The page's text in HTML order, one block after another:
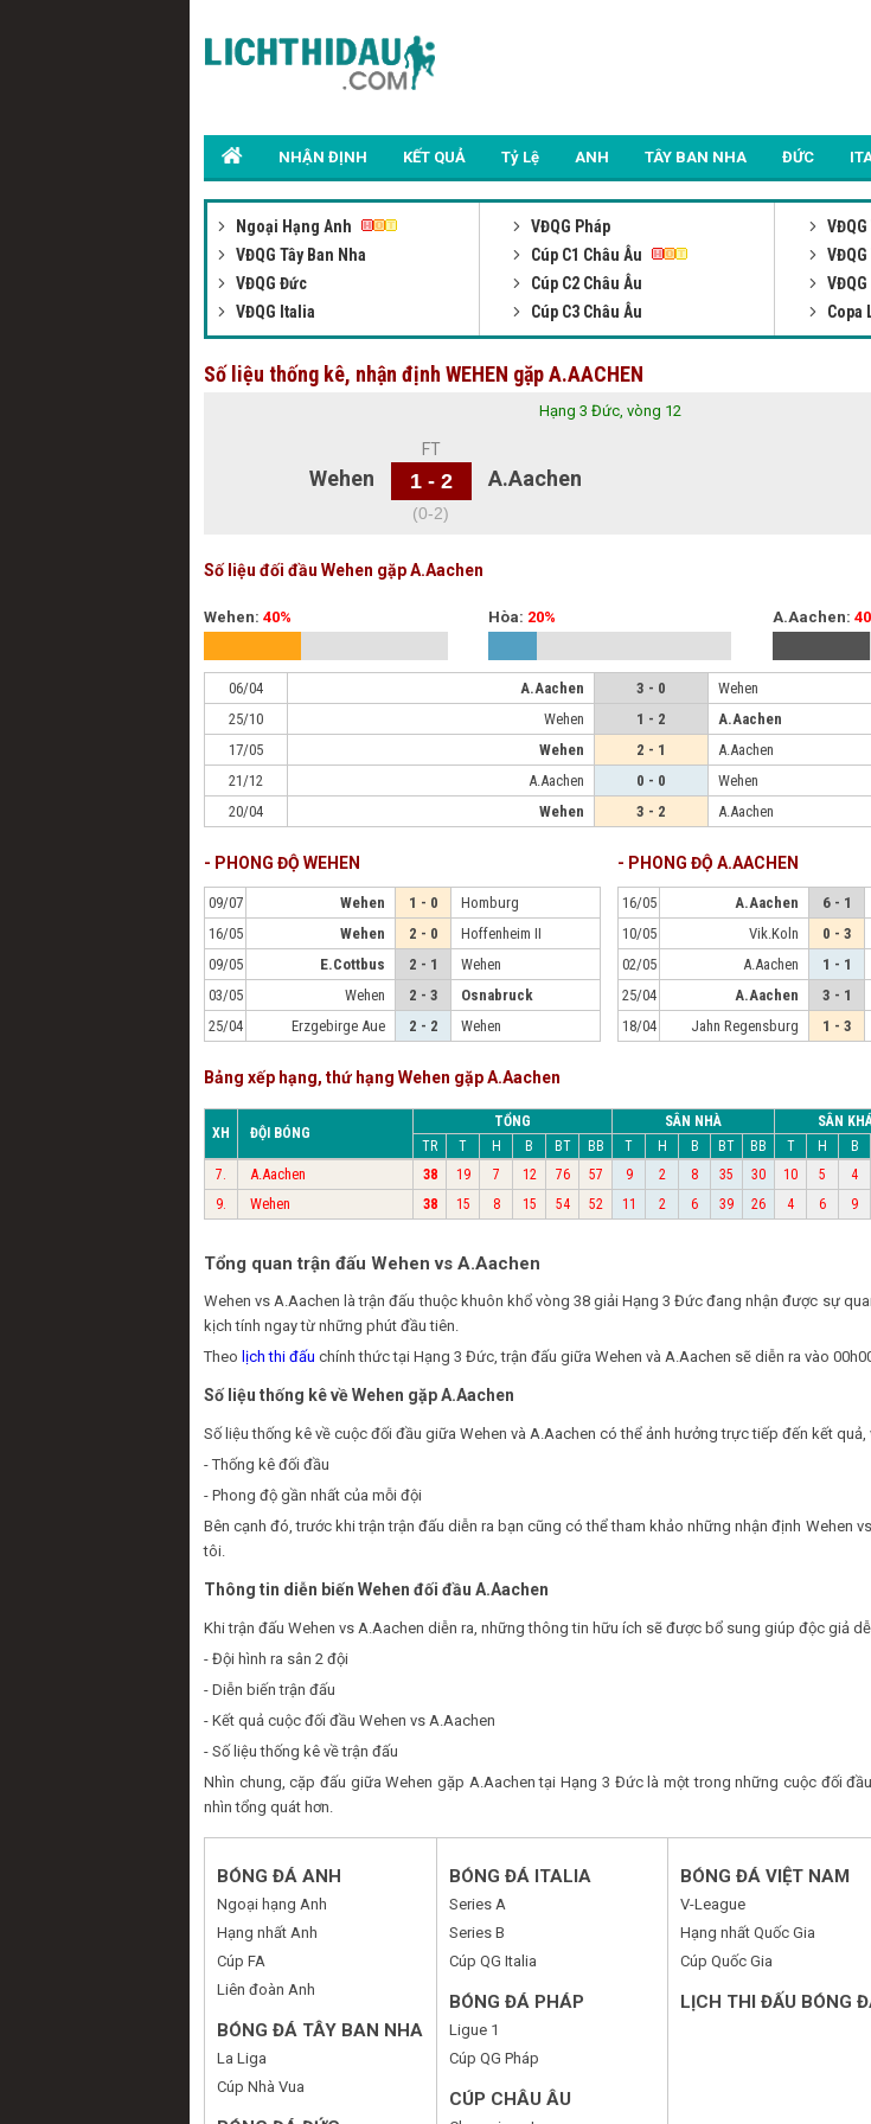
NHẬN ĐỊNH KẾT QUẢ Tỷ Lệ ANH TÂY BAN NHA ĐỨC
Ngoại Hạng Anh
VĐQG Tây Ban Nha
VĐQG Đức
VĐQG Italia
VĐQG Pháp
Cúp C1 Châu Âu
Cúp C2 Châu Âu
Cúp C3 Châu Âu
VĐQG
Copa
Số liệu thống kê, nhận định WEHEN gặp A.AACHEN
Hạng 3 Đức, vòng 12
Wehen
FT
1 - 2
(0-2)
A.Aachen
Số liệu đối đầu Wehen gặp A.Aachen
Wehen: 40% Hòa: 20% A.Aachen:
06/04 A.Aachen 3 - 0
Wehen
25/10
Wehen 1 - 2
A.Aachen
17/05
Wehen 2 - 1
A.Aachen
21/12
A.Aachen 0 - 0
Wehen
20/04
Wehen 3 - 2 A.Aachen
- PHONG ĐỘ WEHEN
09/07 Wehen 1 - 0
Homburg
16/05
Wehen 2 - 0
Hoffenheim II
09/05
E.Cottbus 2 - 1
Wehen
03/05
Wehen 2 - 3
Osnabruck
25/04
Erzgebirge Aue 2 - 2 Wehen
- PHONG ĐỘ A.AACHEN
16/05 A.Aachen 6 - 1
10/05
Vik.Koln 0 - 3
02/05
A.Aachen 1 - 1
25/04
A.Aachen 3 - 1
18/04
Jahn Regensburg 1 - 3
Bảng xếp hạng, thứ hạng Wehen gặp A.Aachen
XH ĐỘI BÓNG
TỔNG SÂN NHÀ SÂN
TR T H B BT BB T H B BT BB T H B
7.
A.Aachen 38 19 7 12 76 57 9 2 8 35 30 10 5 4
9.
Wehen 38 15 8 15 54 52 11 2 6 39 26 4 6 9
Tổng quan trận đấu Wehen vs A.Aachen
Wehen vs A.Aachen là trận đấu thuộc khuôn khổ vòng 38 giải Hạng 3 Đức đang nhận được sự
kịch tính ngay từ những phút đầu tiên.
Theo lịch thi đấu chính thức tại Hạng 3 Đức, trận đấu giữa Wehen và A.Aachen sẽ diễn ra vào
Số liệu thống kê về Wehen gặp A.Aachen
Số liệu thống kê về cuộc đối đầu giữa Wehen và A.Aachen có thể ảnh hưởng trực tiếp đến kết
- Thống kê đối đầu
- Phong độ gần nhất của mỗi đội
Bên cạnh đó, trước khi trận trận đấu diễn ra bạn cũng có thể tham khảo những nhận định Wehen
tôi.
Thông tin diễn biến Wehen đối đầu A.Aachen
Khi trận đấu Wehen vs A.Aachen diễn ra, những thông tin hữu ích sẽ được bổ sung giúp độc giả
- Đội hình ra sân 2 đội
- Diễn biến trận đấu
- Kết quả cuộc đối đầu Wehen vs A.Aachen
- Số liệu thống kê về trận đấu
Nhìn chung, cặp đấu giữa Wehen gặp A.Aachen tại Hạng 3 Đức là một trong những cuộc đối
nhìn tổng quát hơn.
BÓNG ĐÁ ANH
Ngoại hạng Anh
Hạng nhất Anh
Cúp FA
Liên đoàn Anh
BÓNG ĐÁ TÂY BAN NHA
La Liga
Cúp Nhà Vua
BÓNG ĐÁ ITALIA
Series A
Series B
Cúp QG Italia
BÓNG ĐÁ PHÁP
Ligue 1
Cúp QG Pháp
CÚP CHÂU ÂU
BÓNG ĐÁ VIỆT NAM
V-League
Hạng nhất Quốc Gia
Cúp Quốc Gia
LỊCH THI ĐẤU BÓNG